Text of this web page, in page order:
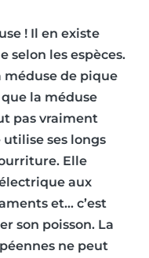
! Il en existe
selon les espèces.
méduse de pique
que la méduse
pas vraiment
utilise ses longs
Elle
aux
et… c’est
son poisson. La
ne peut